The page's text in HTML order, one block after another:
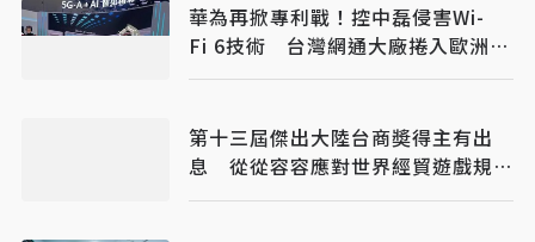
華為再掀專利戰！控中磊侵害Wi-
Fi 6技術 台灣網通大廠捲入歐洲訴
訟
第十三屆傑出大陸台商奬得主有出
息 從從容容應對世界經貿遊戲規則
巨變